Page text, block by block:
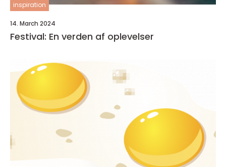
inspiration
14. March 2024
Festival: En verden af oplevelser